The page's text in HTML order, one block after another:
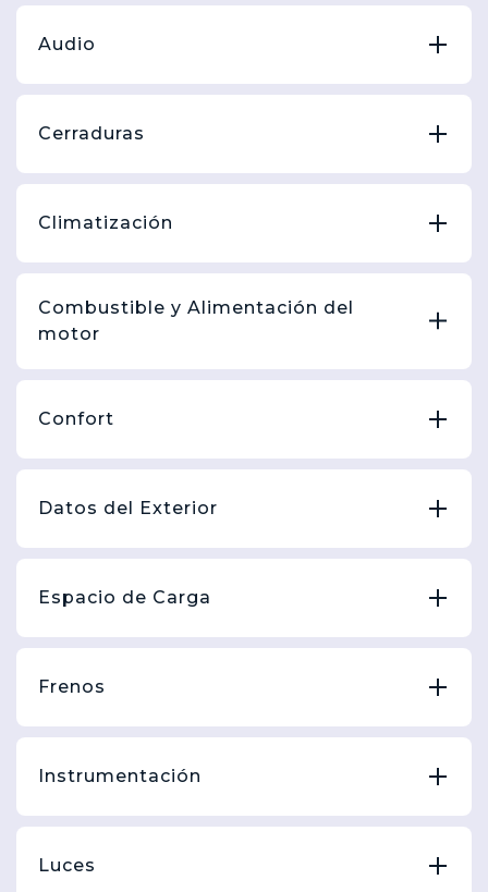
Audio
Cerraduras
Climatización
Combustible y Alimentación del
motor
Confort
Datos del Exterior
Espacio de Carga
Frenos
Instrumentación
Luces